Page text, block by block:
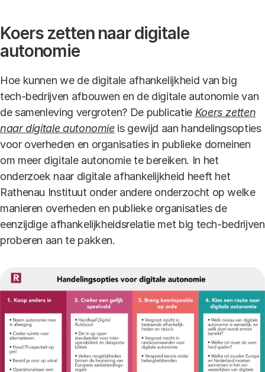
Koers zetten naar digitale
autonomie
Hoe kunnen we de digitale afhankelijkheid van big
tech-bedrijven afbouwen en de digitale autonomie van
de samenleving vergroten? De publicatie Koers zetten
naar digitale autonomieis gewijd aan handelingsopties
voor overheden en organisaties in publieke domeinen
om meer digitale autonomie te bereiken. In het
onderzoek naar digitale afhankelijkheid heeft het
Rathenau Instituut onder andere onderzocht op welke
manieren overheden en publieke organisaties de
eenzijdige afhankelijkheidsrelatie met big tech-bedrijven
proberen aan te pakken.